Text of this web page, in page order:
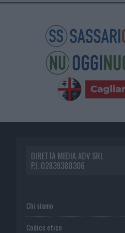
DIRETTA MEDIA ADV SRL
P.I. 02839380306
Chi siamo
Codice etico